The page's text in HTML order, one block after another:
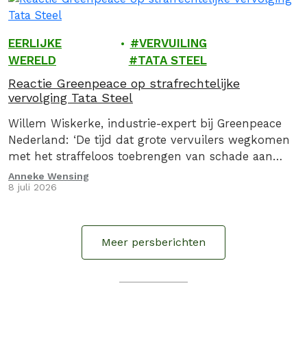
EERLIJKE
WERELD
VERVUILING
TATA STEEL
Reactie Greenpeace op strafrechtelijke
vervolging Tata Steel
Willem Wiskerke, industrie-expert bij Greenpeace
Nederland: ‘De tijd dat grote vervuilers wegkomen
met het straffeloos toebrengen van schade aan
onze gezondheid is voorbij. Laat dit ook een
waarschuwing zijn voor andere…
Anneke Wensing
8 juli 2026
Meer persberichten